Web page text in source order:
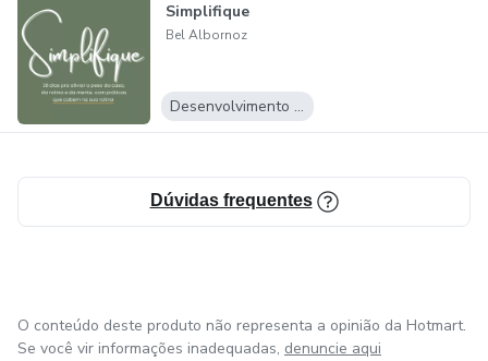
Comigo, você aprenderá como simplificar a sua casa e
todas as áreas da sua vida, colocando o minimalismo em
prática.
Simplifique
Bel Albornoz
Desenvolvimento Pessoal
Dúvidas frequentes
O conteúdo deste produto não representa a opinião da Hotmart.
Se você vir informações inadequadas, denuncie aqui